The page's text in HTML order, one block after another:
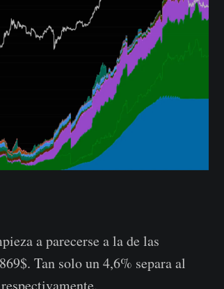
a parecerse a la de las
Tan solo un 4,6% separa al